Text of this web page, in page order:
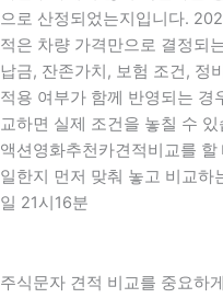
으로 산정되었는지입니다.
적은 차량 가격만으로 결정되
납금, 잔존가치, 보험 조건, 정
적용 여부가 함께 반영되는 경
교하면 실제 조건을 놓칠 수
액션영화추천카견적비교를
일한지 먼저 맞춰 놓고 비교
일 21시16분
주식문자 견적 비교를 중요하